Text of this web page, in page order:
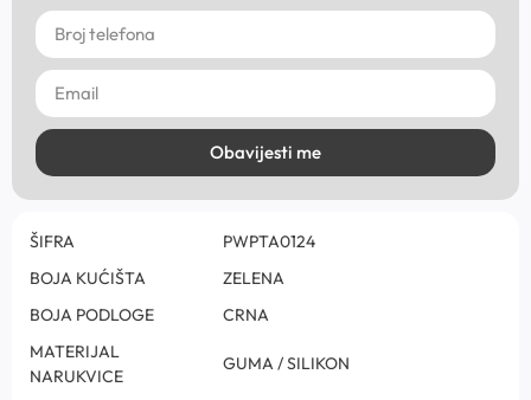
Obavijesti me
ŠIFRA
PWPTA0124
BOJA KUĆIŠTA
ZELENA
BOJA PODLOGE
CRNA
MATERIJAL
NARUKVICE
GUMA / SILIKON